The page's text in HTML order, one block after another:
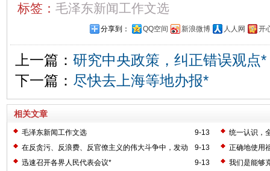
标签： 毛泽东新闻工作文选
分享到： QQ空间 新浪微博 人人网 开
上一篇： 研究中央政策，纠正错误观点*
下一篇： 尽快去上海等地办报*
相关文章
9-13
毛泽东新闻工作文选
统一认识，
业的工作*
9-13
在反贪污、反浪费、反官僚主义的伟大斗争中，发动
群众的关键何在？*
正确地使用
争！*
9-13
迅速召开各界人民代表会议*
我们是能够